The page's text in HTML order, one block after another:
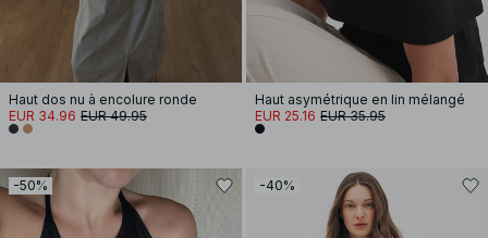
Haut dos nu à encolure ronde
EUR 34.96 EUR 49.95
Haut asymétrique en lin mélangé
EUR 25.16 EUR 35.95
-50% -40%